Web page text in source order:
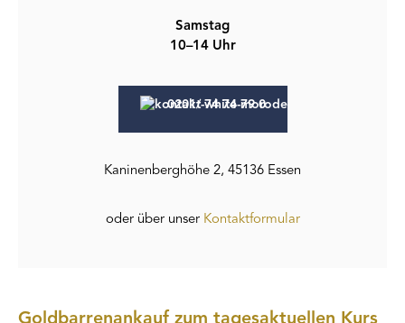
Samstag
10–14 Uhr
0201/ 74 74 79 0
Kaninenberghöhe 2, 45136 Essen
oder über unser Kontaktformular